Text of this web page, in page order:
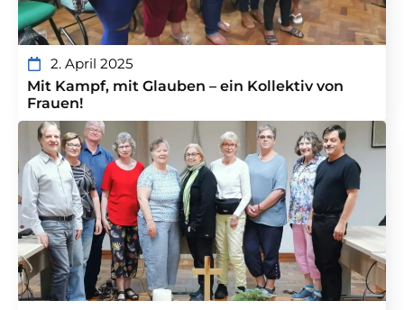
2. April 2025
Mit Kampf, mit Glauben – ein Kollektiv von
Frauen!